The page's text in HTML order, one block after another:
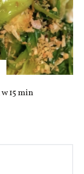
15 min